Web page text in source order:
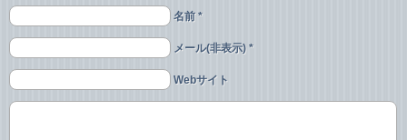
名前 *
メール(非表示) *
Webサイト